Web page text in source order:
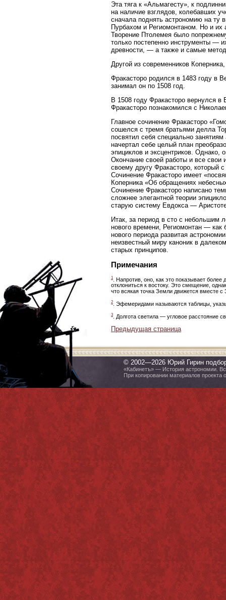
Эта тяга к «Альмагесту», к
на наличие взглядов, колебавших
сначала поднять астрономию на ту
Пурбахом и Региомонтаном. Но и их
Творение Птолемея было
только постепенно инструменты —
древности, — а также и самые
Другой из современников
Фракасторо родился в 1483 году в
занимал он по 1508 год.
В 1508 году Фракасторо вернулся
Фракасторо познакомился с
Главное сочинение Фракасторо
сошелся с тремя братьями делла
посвятил себя специально
начертал себе целый план
эпициклов и эксцентриков. Однако,
Окончание своей работы и все свои
своему другу Фракасторо, который
Сочинение Фракасторо имеет
Коперника «Об обращениях
Сочинение Фракасторо написано
сложнее элегантной теории
старую систему Евдокса —
Итак, за период в сто с небольшим
нового времени, Региомонтан —
нового периода развитая
неизвестный миру каноник в
старых принципов.
Примечания
1
. Напротив, оно, как это показывает
отклониться к востоку. Это смещение,
что всякая точка Земли движется вместе
2 . Эфемеридами называются таблицы,
3 . Долгота светила — угловое расстояние
Предыдущая страница
© 2002—2026 Юрий Гирин
«Кабинетъ» — История астрономии.
При копировании материалов проекта